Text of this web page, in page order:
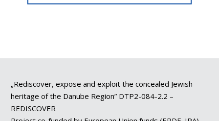
„Rediscover, expose and exploit the concealed Jewish
heritage of the Danube Region” DTP2-084-2.2 –
REDISCOVER